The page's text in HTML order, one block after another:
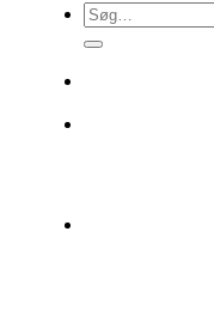
Søg
efter: